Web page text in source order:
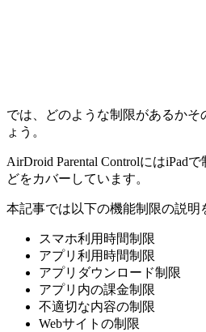
では、どのような制限があるかそ
ょう。
AirDroid Parental ControlにはiPad
どをカバーしています。
本記事では以下の機能制限の説明
スマホ利用時間制限
アプリ利用時間制限
アプリダウンロード制限
アプリ内の課金制限
不適切な内容の制限
Webサイトの制限